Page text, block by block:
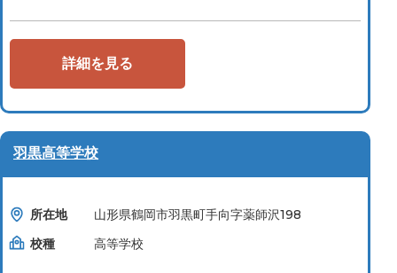
詳細を見る
羽黒高等学校
所在地
山形県鶴岡市羽黒町手向字薬師沢198
校種
高等学校